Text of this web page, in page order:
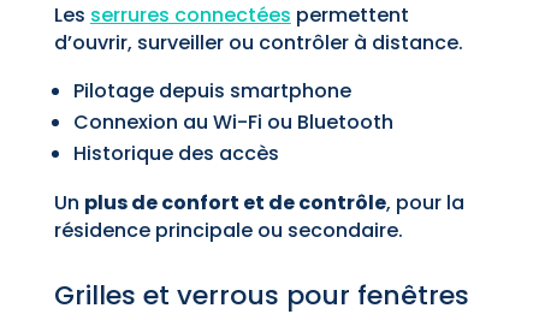
Les serrures connectées permettent
d’ouvrir, surveiller ou contrôler à distance.
Pilotage depuis smartphone
Connexion au Wi-Fi ou Bluetooth
Historique des accès
Un plus de confort et de contrôle, pour la
résidence principale ou secondaire.
Grilles et verrous pour fenêtres